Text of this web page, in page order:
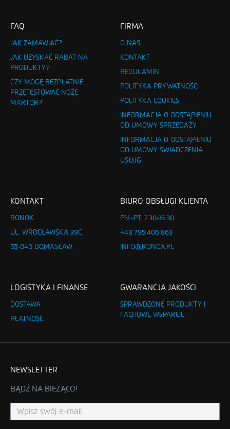
FAQ
JAK ZAMAWIAĆ?
JAK UZYSKAĆ RABAT NA
PRODUKTY?
CZY MOGĘ BEZPŁATNIE
PRZETESTOWAĆ NOŻE
MARTOR?
FIRMA
O NAS
KONTAKT
REGULAMIN
POLITYKA PRYWATNOŚCI
POLITYKA COOKIES
INFORMACJA O ODSTĄPIENIU
OD UMOWY SPRZEDAŻY
INFORMACJA O ODSTĄPIENIU
OD UMOWY ŚWIADCZENIA
USŁUG
KONTAKT
RONOX
UL. WROCŁAWSKA 39C
55-040 DOMASŁAW
BIURO OBSŁUGI KLIENTA
PN.-PT. 7.30-15.30
+48.795.406.863
INFO@RONOX.PL
LOGISTYKA I FINANSE
DOSTAWA
PŁATNOŚĆ
GWARANCJA JAKOŚCI
SPRAWDZONE PRODUKTY I
FACHOWE WSPARCIE
NEWSLETTER
BĄDŹ NA BIEŻĄCO!